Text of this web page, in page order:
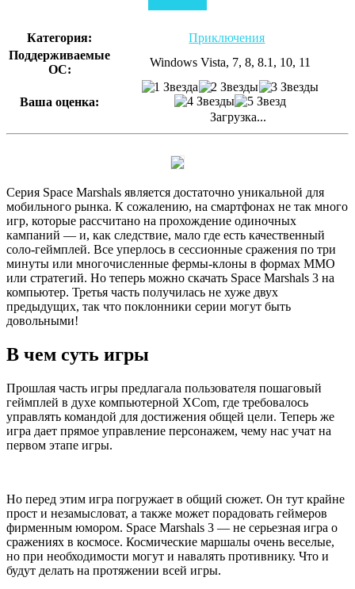
Категория:
Приключения
Поддерживаемые
ОС:
Windows Vista, 7, 8, 8.1, 10, 11
Ваша оценка:
Загрузка...
Серия Space Marshals является достаточно уникальной для
мобильного рынка. К сожалению, на смартфонах не так много
игр, которые рассчитано на прохождение одиночных
кампаний — и, как следствие, мало где есть качественный
соло-геймплей. Все уперлось в сессионные сражения по три
минуты или многочисленные фермы-клоны в формах MMO
или стратегий. Но теперь можно скачать Space Marshals 3 на
компьютер. Третья часть получилась не хуже двух
предыдущих, так что поклонники серии могут быть
довольными!
В чем суть игры
Прошлая часть игры предлагала пользователя пошаговый
геймплей в духе компьютерной XCom, где требовалось
управлять командой для достижения общей цели. Теперь же
игра дает прямое управление персонажем, чему нас учат на
первом этапе игры.
Но перед этим игра погружает в общий сюжет. Он тут крайне
прост и незамысловат, а также может порадовать геймеров
фирменным юмором. Space Marshals 3 — не серьезная игра о
сражениях в космосе. Космические маршалы очень веселые,
но при необходимости могут и навалять противнику. Что и
будут делать на протяжении всей игры.